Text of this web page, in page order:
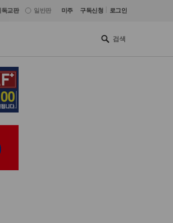
독교판 일반판 미주 구독신청 로그인